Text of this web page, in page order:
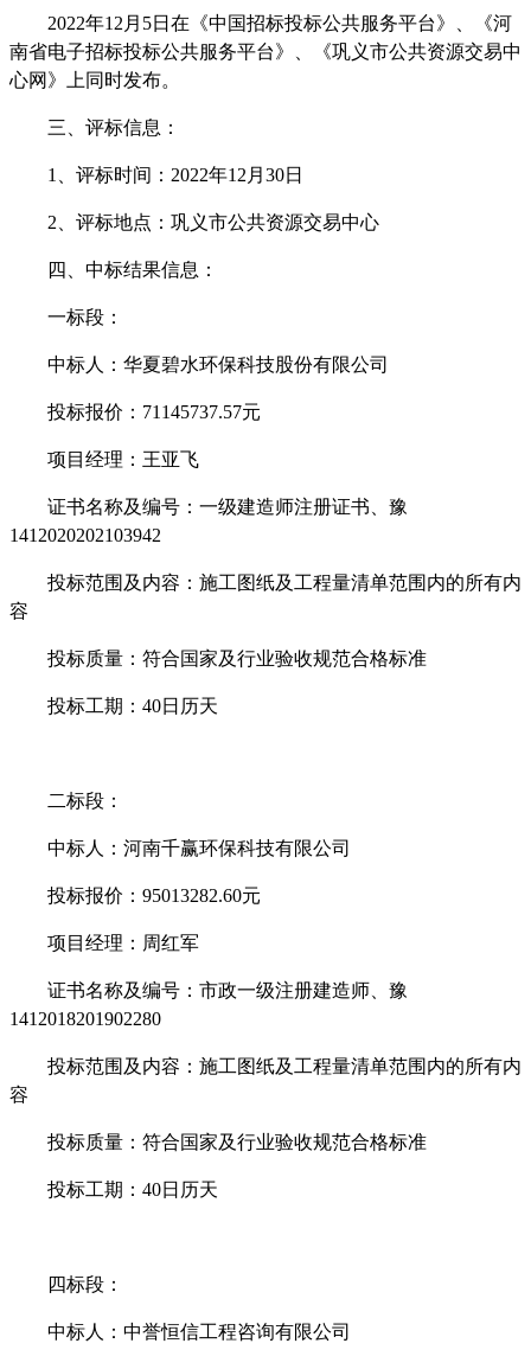
2022年12 月 5日在《中国招标投标公共服务平台》、《河
南省电子招标投标公共服务平台》、《巩义市公共资源交易中
心网》上同时发布。
三、评标信息：
1、评标时间：2022年12 月 30日
2、评标地点：巩义市公共资源交易中心
四、中标结果信息：
一标段：
中标人： 华夏碧水环保科技股份有限公司
投标报价 ： 71145737.57元
项目经理： 王亚飞
证书名称及编号： 一级建造师注册证书、豫
1412020202103942
投标范围及内容：施工图纸及工程量清单范围内的所有内
容
投标质量： 符合国家及行业验收规范合格标准
投标工期： 40日历天
二标段：
中标人： 河南千赢环保科技有限公司
投标报价 ： 95013282.60元
项目经理： 周红军
证书名称及编号： 市政一级注册建造师、豫
1412018201902280
投标范围及内容：施工图纸及工程量清单范围内的所有内
容
投标质量： 符合国家及行业验收规范合格标准
投标工期： 40日历天
四标段：
中标人： 中誉恒信工程咨询有限公司